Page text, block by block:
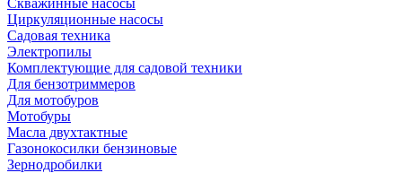
Скважинные насосы
Циркуляционные насосы
Садовая техника
Электропилы
Комплектующие для садовой техники
Для бензотриммеров
Для мотобуров
Мотобуры
Масла двухтактные
Газонокосилки бензиновые
Зернодробилки